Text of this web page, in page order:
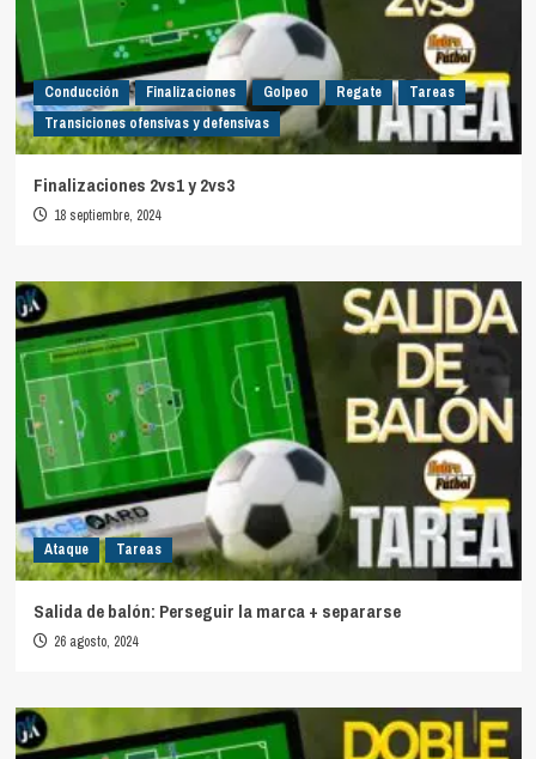
Conducción Finalizaciones Golpeo Regate
Tareas
Transiciones ofensivas y defensivas
Finalizaciones 2vs1 y 2vs3
18 septiembre, 2024
Ataque Tareas
Salida de balón: Perseguir la marca + separarse
26 agosto, 2024